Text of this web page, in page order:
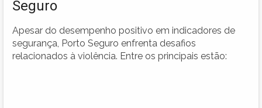
Seguro
Apesar do desempenho positivo em indicadores de
segurança, Porto Seguro enfrenta desafios
relacionados à violência. Entre os principais estão: